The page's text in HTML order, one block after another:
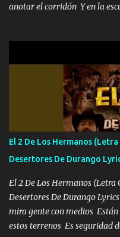
anotar el corridón Y en la
camisa es color Verde y
con los drones patrullando
Bellas Artes me ve en las
verde se le extraña pa que
POR CLAVE ES EL CALI 4
tirante andamos mi carnal
se ve limpio el camino nos
misma piedra me vuelvo a
en corto me tiró a per...
El 2 De Los Hermanos
Desertores De Durango
El 2 De Los Hermanos (Letra
Desertores De Durango
mira gente con medios
estos terrenos Es seguridad